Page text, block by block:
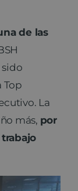
de las
sido
Top
La
más, por